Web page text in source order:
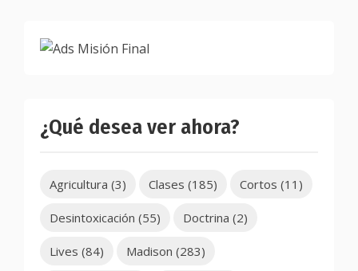
¿Qué desea ver ahora?
Agricultura (3) Clases (185) Cortos (11)
Desintoxicación (55) Doctrina (2)
Lives (84) Madison (283)